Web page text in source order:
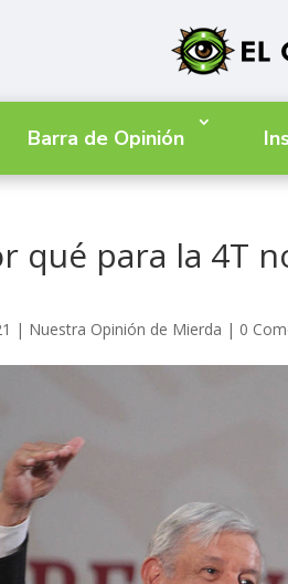
Barra de Opinión
qué para la 4T
| Nuestra Opinión de Mierda | 0